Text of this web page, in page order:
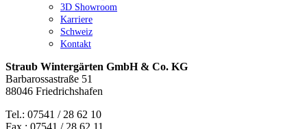
3D Showroom
Karriere
Schweiz
Kontakt
Straub Wintergärten GmbH & Co. KG
Barbarossastraße 51
88046 Friedrichshafen
Tel.: 07541 / 28 62 10
Fax.: 07541 / 28 62 11